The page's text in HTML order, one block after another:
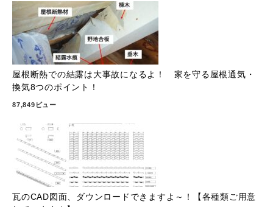
屋根断熱での結露は大事故になるよ！ 家を守る屋根通気・
換気8つのポイント！
87,849ビュー
瓦のCAD図面、ダウンロードできますよ～！【各種類ご用意